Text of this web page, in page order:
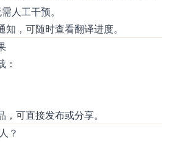
人工干预。
，可随时查看翻译进度。
：
可直接发布或分享。
？